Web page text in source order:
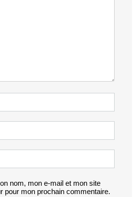
nom, mon e-mail et mon site
pour mon prochain commentaire.